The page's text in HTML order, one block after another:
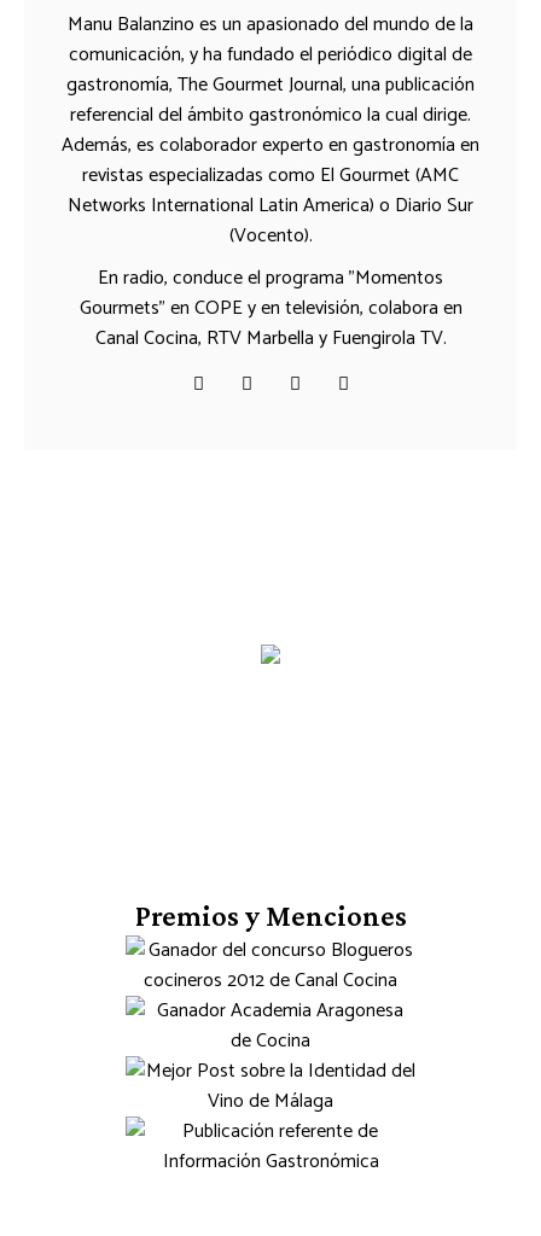
Manu Balanzino es un apasionado del mundo de la
comunicación, y ha fundado el periódico digital de
gastronomía, The Gourmet Journal, una publicación
referencial del ámbito gastronómico la cual dirige.
Además, es colaborador experto en gastronomía en
revistas especializadas como El Gourmet (AMC
Networks International Latin America) o Diario Sur
(Vocento).
En radio, conduce el programa "Momentos
Gourmets" en COPE y en televisión, colabora en
Canal Cocina, RTV Marbella y Fuengirola TV.
Premios y Menciones